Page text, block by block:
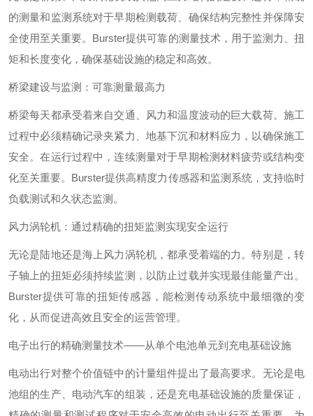
的测量和监测系统对于早期检测载荷、确保结构完整性并保障安
全使用至关重要。Burster提供可靠的测量技术，用于监测力、扭
矩和长度变化，确保基础设施的稳定和高效。
桥梁建设与监测：可靠测量最高力
桥梁每天都承受着来自交通、风力和温度波动的巨大载荷。施工
过程中必须精确记录夹紧力、地基下沉和材料应力，以确保施工
安全。在运行过程中，连续测量对于早期检测材料疲劳或结构变
化至关重要。Burster提供高精度力传感器和监测系统，支持临时
负载测试和久状态监测。
风力涡轮机：通过精确的扭矩监测实现安全运行
无论是陆地还是海上风力涡轮机，都承受着端的力。特别是，转
子轴上的扭矩必须持续监测，以防止过载并实现最佳能量产出。
Burster提供可靠的扭矩传感器，能检测传动系统中最细微的变
化，从而促进高效且安全的运营管理。
电子出行的精确测量技术——从单个电池单元到充电基础设施
电动出行对整个价值链中的计量组件提出了最高要求。无论是电
池组的生产、电动汽车的组装，还是充电基础设施的质量保证，